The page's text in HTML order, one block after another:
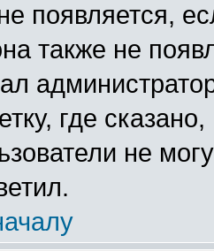
появляется,
также не
где
не